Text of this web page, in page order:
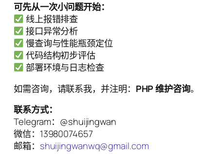
可先从一次小问题开始：
线上报错排查
接口异常分析
慢查询与性能瓶颈定位
代码结构初步评估
部署环境与日志检查
如需咨询，请联系我，并注明： PHP 维护咨询。
联系方式：
Telegram：@shuijingwan
微信：13980074657
邮箱： shuijingwanwq@gmail.com